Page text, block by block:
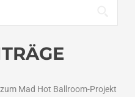
Mad Hot Ballroom-Projekt